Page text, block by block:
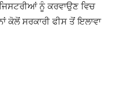
ਨੂੰ ਕਰਵਾਉਣ ਵਿਚ
ਸਰਕਾਰੀ ਫੀਸ ਤੋਂ ਇਲਾਵਾ